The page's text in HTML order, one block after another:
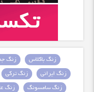
زنگ باکلاس زنگ
زنگ ایرانی
زنگ ترکی
زنگ سامسونگ
زنگ